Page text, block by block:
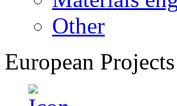
Other
European Projects